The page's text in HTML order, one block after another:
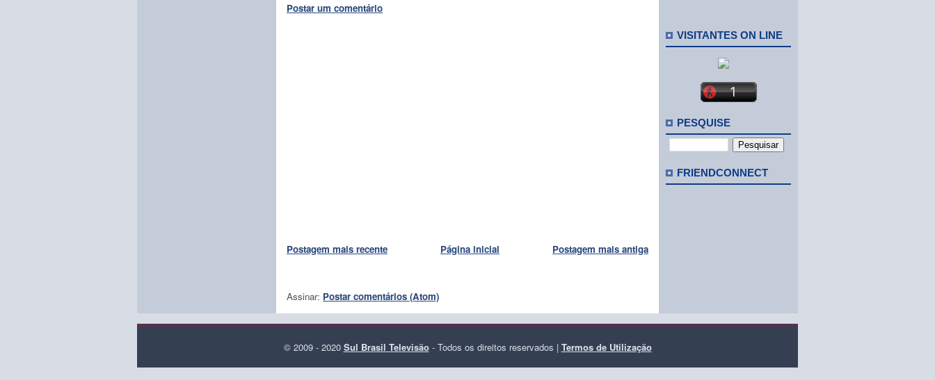
Postar um comentário
Postagem mais recente Postagem mais antiga
Página inicial
Assinar: Postar comentários (Atom)
VISITANTES ON LINE
PESQUISE
FRIENDCONNECT
© 2009 - 2020 Sul Brasil Televisão- Todos os direitos reservados | Termos de Utilização